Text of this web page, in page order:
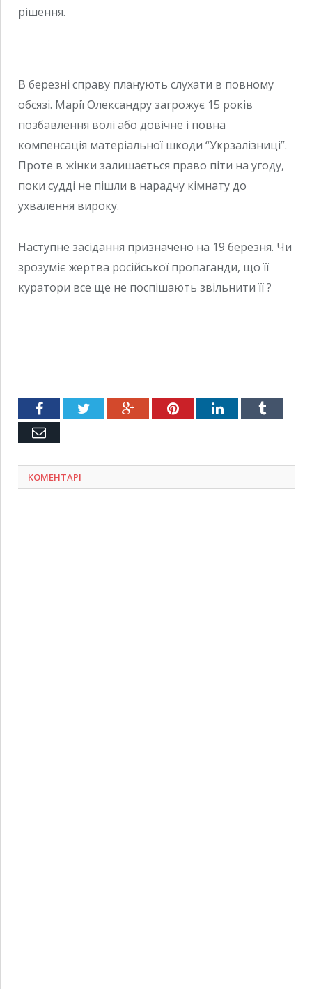
рішення.
В березні справу планують слухати в повному
обсязі. Марії Олександру загрожує 15 років
позбавлення волі або довічне і повна
компенсація матеріальної шкоди “Укрзалізниці”.
Проте в жінки залишається право піти на угоду,
поки судді не пішли в нарадчу кімнату до
ухвалення вироку.
Наступне засідання призначено на 19 березня. Чи
зрозуміє жертва російської пропаганди, що її
куратори все ще не поспішають звільнити її ?
FacebookTwitter Google+PinterestLinkedInTumblr
Емейл
КОМЕНТАРІ